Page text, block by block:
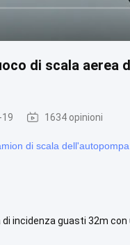
di scala aerea
1634 opinioni
di scala
incidenza guasti 32m